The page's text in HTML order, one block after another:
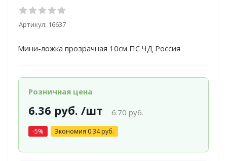
Артикул: 16637
Мини-ложка прозрачная 10см ПС ЧД Россия
Розничная цена
6.36 руб. /шт 6.70руб.
-5% Экономия 0.34руб.